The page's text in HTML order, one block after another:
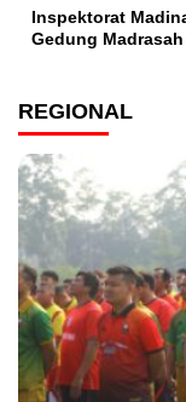
Inspektorat
Gedung
REGIONAL